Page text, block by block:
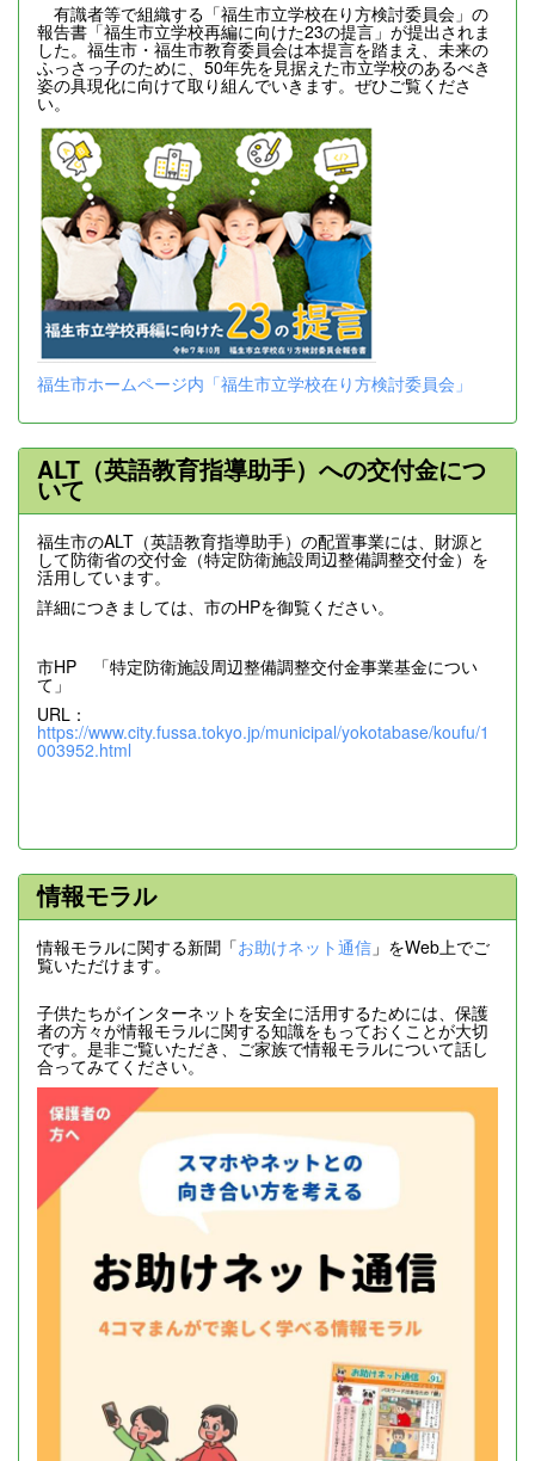
有識者等で組織する「福生市立学校在り方検討委員会」の
報告書「福生市立学校再編に向けた23の提言」が提出されま
した。福生市・福生市教育委員会は本提言を踏まえ、未来の
ふっさっ子のために、50年先を見据えた市立学校のあるべき
姿の具現化に向けて取り組んでいきます。ぜひご覧くださ
い。
福生市ホームページ内「福生市立学校在り方検討委員会」
ALT（英語教育指導助手）への交付金につ
いて
福生市のALT（英語教育指導助手）の配置事業には、財源と
して防衛省の交付金（特定防衛施設周辺整備調整交付金）を
活用しています。
詳細につきましては、市のHPを御覧ください。
市HP 「特定防衛施設周辺整備調整交付金事業基金につい
て」
URL：
https://www.city.fussa.tokyo.jp/municipal/yokotabase/koufu/1
003952.html
情報モラル
情報モラルに関する新聞「お助けネット通信 」をWeb上でご
覧いただけます。
子供たちがインターネットを安全に活用するためには、保護
者の方々が情報モラルに関する知識をもっておくことが大切
です。是非ご覧いただき、ご家族で情報モラルについて話し
合ってみてください。